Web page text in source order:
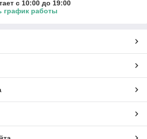
с 10:00 до 19:00
график работы